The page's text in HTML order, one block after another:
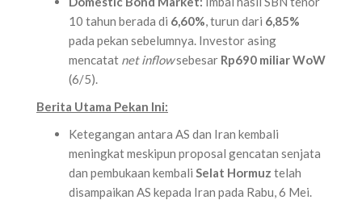
10 tahun berada di 6,60% , turun dari 6,85%
pada pekan sebelumnya. Investor asing
mencatat net inflowsebesar Rp690 miliar WoW
(6/5).
Berita Utama Pekan Ini:
Ketegangan antara AS dan Iran kembali
meningkat meskipun proposal gencatan senjata
dan pembukaan kembali Selat Hormuz telah
disampaikan AS kepada Iran pada Rabu, 6 Mei.